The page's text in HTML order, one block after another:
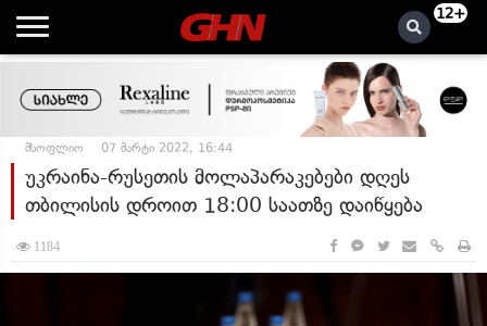
12+
მსოფლიო 07 მარტი 2022, 16:44
უკრაინა-რუსეთის მოლაპარაკებები დღეს
თბილისის დროით 18:00 საათზე დაიწყება
1184